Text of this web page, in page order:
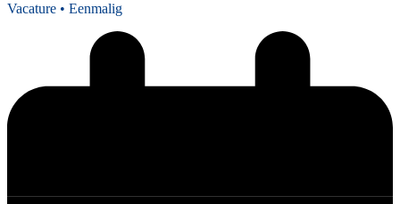
Vacature • Eenmalig